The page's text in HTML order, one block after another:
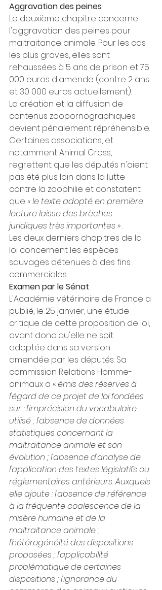
Aggravation des peines
Le deuxième chapitre concerne
l'aggravation des peines pour
maltraitance animale. Pour les cas
les plus graves, elles sont
rehaussées à 5 ans de prison et 75
000 euros d'amende (contre 2 ans
et 30 000 euros actuellement).
La création et la diffusion de
contenus zoopornographiques
devient pénalement répréhensible.
Certaines associations, et
notamment Animal Cross,
regrettent que les députés n'aient
pas été plus loin dans la lutte
contre la zoophilie et constatent
que « le texte adopté en première
lecture laisse des brèches
juridiques très importantes » .
Les deux derniers chapitres de la
loi concernent les espèces
sauvages détenues à des fins
commerciales.
Examen par le Sénat
L'Académie vétérinaire de France a
publié, le 25 janvier, une étude
critique de cette proposition de loi,
avant donc qu'elle ne soit
adoptée dans sa version
amendée par les députés. Sa
commission Relations Homme-
animaux a « émis des réserves à
l'égard de ce projet de loi fondées
sur : l'imprécision du vocabulaire
utilisé ; l'absence de données
statistiques concernant la
maltraitance animale et son
évolution ; l'absence d'analyse de
l'application des textes législatifs ou
réglementaires antérieurs. Auxquels
elle ajoute : l'absence de référence
à la fréquente coalescence de la
misère humaine et de la
maltraitance animale ;
l'hétérogénéité des dispositions
proposées ; l'applicabilité
problématique de certaines
dispositions ; l'ignorance du